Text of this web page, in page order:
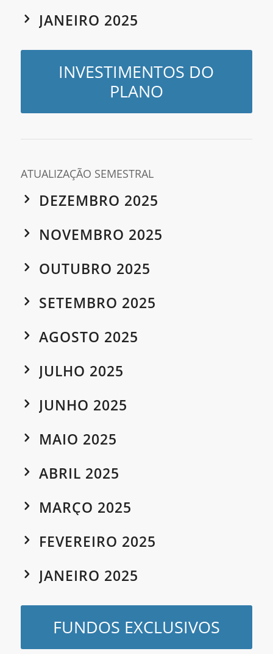
JANEIRO 2025
INVESTIMENTOS DO
PLANO
ATUALIZAÇÃO SEMESTRAL
DEZEMBRO 2025
NOVEMBRO 2025
OUTUBRO 2025
SETEMBRO 2025
AGOSTO 2025
JULHO 2025
JUNHO 2025
MAIO 2025
ABRIL 2025
MARÇO 2025
FEVEREIRO 2025
JANEIRO 2025
FUNDOS EXCLUSIVOS